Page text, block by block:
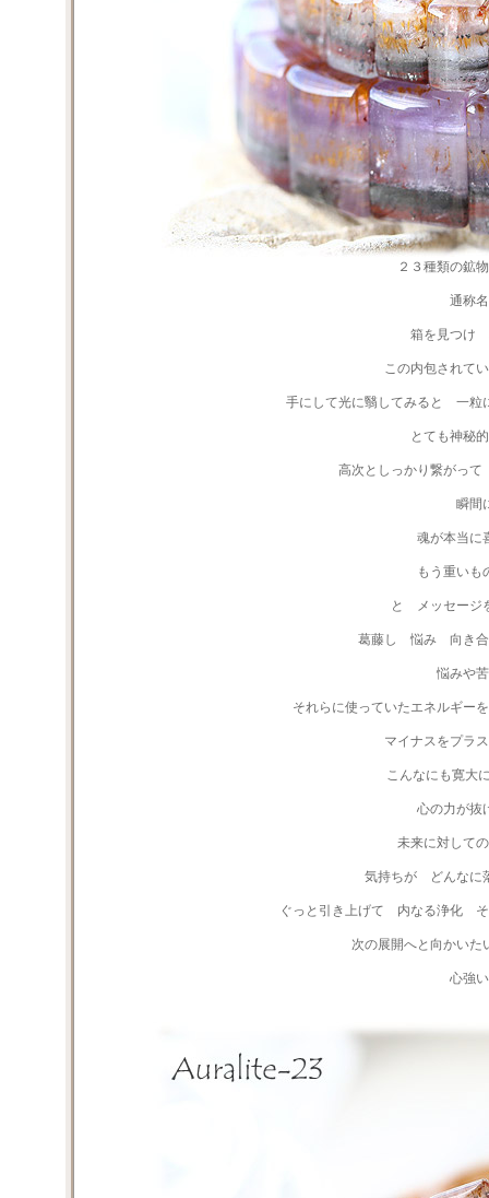
２３種類の鉱
通称
箱を見つけ
この内包されて
手にして光に翳してみると 一粒
とても神秘
高次としっかり繋がっ
瞬間
魂が本当に
もう重いも
と メッセージ
葛藤し 悩み 向き合
悩みや
それらに使っていたエネルギ
マイナスをプラ
こんなにも寛大
心の力が抜
未来に対して
気持ちが どんなに
ぐっと引き上げて 内なる浄化
次の展開へと向かいた
心強